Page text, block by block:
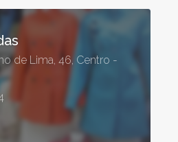
de Lima, 46, Centro -